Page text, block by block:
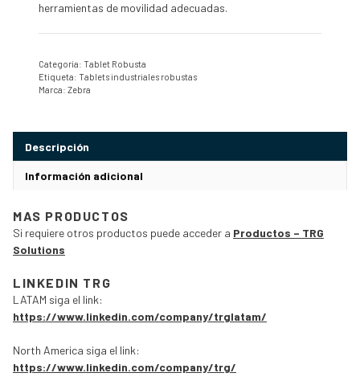
herramientas de movilidad adecuadas.
Categoría: Tablet Robusta
Etiqueta: Tablets industriales robustas
Marca: Zebra
Descripción
Información adicional
MAS PRODUCTOS
Si requiere otros productos puede acceder a Productos – TRG
Solutions
LINKEDIN TRG
LATAM siga el link:
https://www.linkedin.com/company/trglatam/
North America siga el link:
https://www.linkedin.com/company/trg/